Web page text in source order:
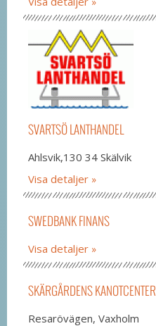
SVARTSÖ LANTHANDEL
Ahlsvik,130 34 Skälvik
Visa detaljer
SWEDBANK FINANS
Visa detaljer
SKÄRGÅRDENS KANOTCENTER
Resarövägen, Vaxholm